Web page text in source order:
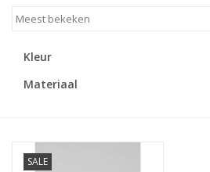
Kaarsen accessoires
Kleur
Materiaal
SALE